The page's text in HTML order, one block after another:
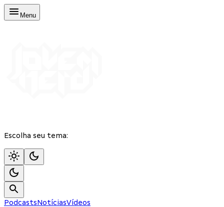
Menu
Escolha seu tema:
PodcastsNotíciasVídeos